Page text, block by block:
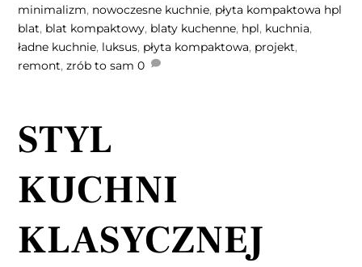
minimalizm, nowoczesne kuchnie, płyta kompaktowa hpl
blat, blat kompaktowy, blaty kuchenne, hpl, kuchnia,
ładne kuchnie, luksus, płyta kompaktowa, projekt,
remont,zrób to sam 0
STYL
KUCHNI
KLASYCZNEJ